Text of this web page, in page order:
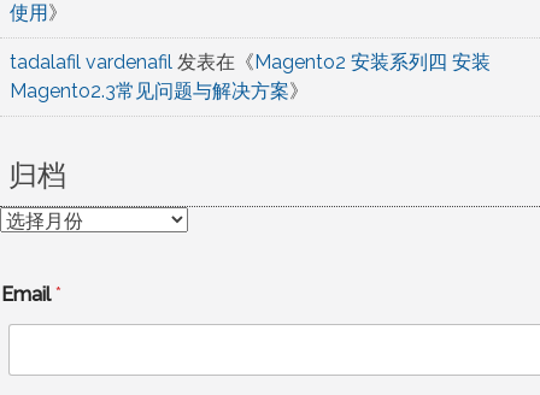
使用》
tadalafil vardenafil 发表在《Magento2 安装系列四 安装
Magento2.3常见问题与解决方案》
归档
归
Email*